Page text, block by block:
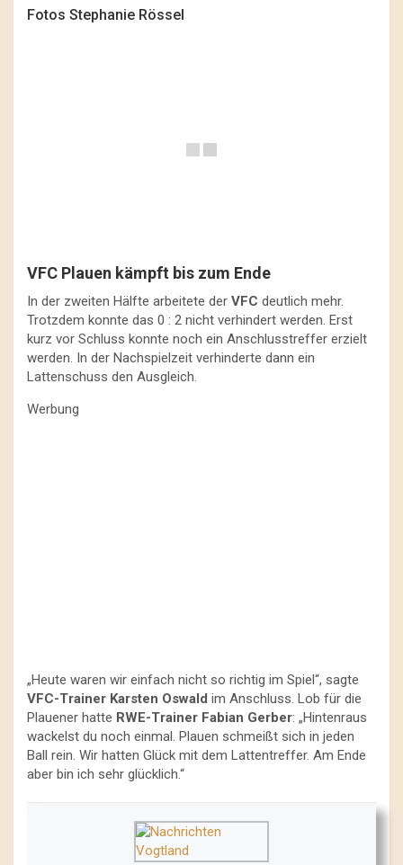
Fotos Stephanie Rössel
VFC Plauen kämpft bis zum Ende
In der zweiten Hälfte arbeitete der VFC deutlich mehr.
Trotzdem konnte das 0 : 2 nicht verhindert werden. Erst
kurz vor Schluss konnte noch ein Anschlusstreffer erzielt
werden. In der Nachspielzeit verhinderte dann ein
Lattenschuss den Ausgleich.
Werbung
„Heute waren wir einfach nicht so richtig im Spiel“, sagte
VFC-Trainer Karsten Oswald im Anschluss. Lob für die
Plauener hatte RWE-Trainer Fabian Gerber: „Hintenraus
wackelst du noch einmal. Plauen schmeißt sich in jeden
Ball rein. Wir hatten Glück mit dem Lattentreffer. Am Ende
aber bin ich sehr glücklich.“